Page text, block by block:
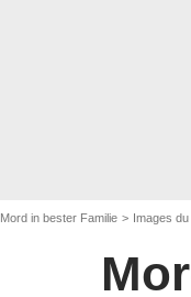
Mord in bester Familie Images